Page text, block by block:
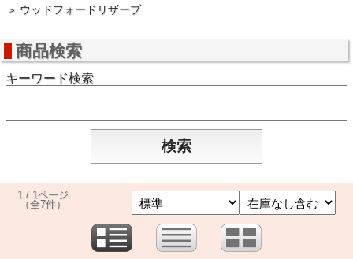
> ウッドフォードリザーブ
商品検索
キーワード検索
1 / 1ページ
（全7件）